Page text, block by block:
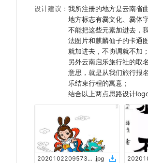
设计建议 ： 我所注册的地方是云南省
地方标志有爨文化、爨体
不能把这些元素加进去，
法图片和麒麟仙子的卡通
就加进去，不协调就不加；
另外云南启乐旅行社的取
意思，就是从我们旅行报
乐结束行程的寓意；
结合以上两点思路设计
2020102209573435433171 .jpg